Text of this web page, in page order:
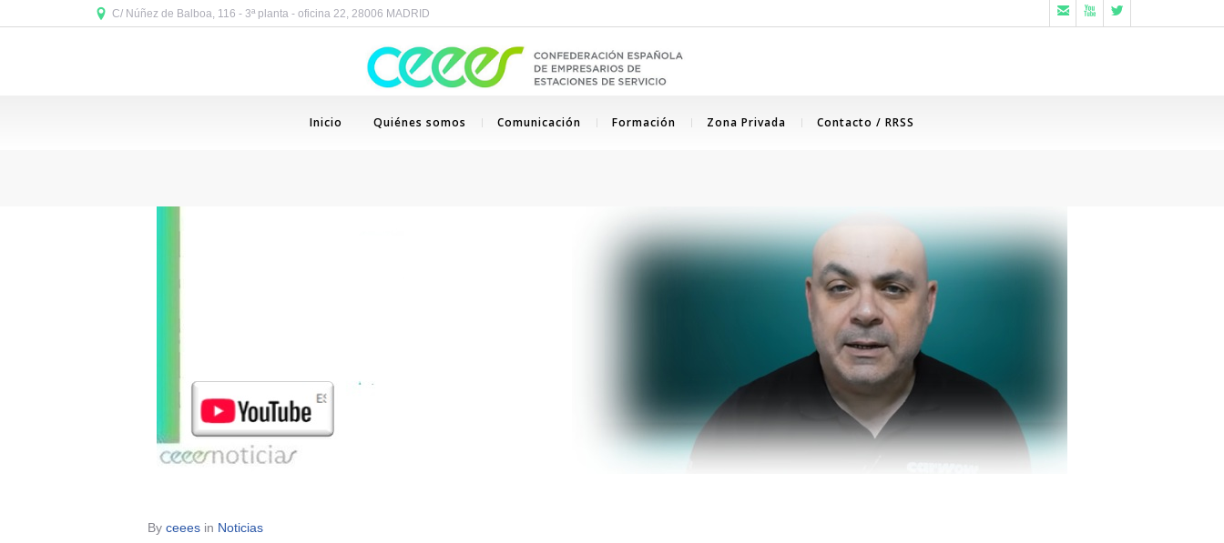
C/ Núñez de Balboa, 116 - 3ª planta - oficina 22, 28006 MADRID   
Inicio Quiénes somos Comunicación Formación Zona Privada Contacto / RRSS
By ceees in Noticias